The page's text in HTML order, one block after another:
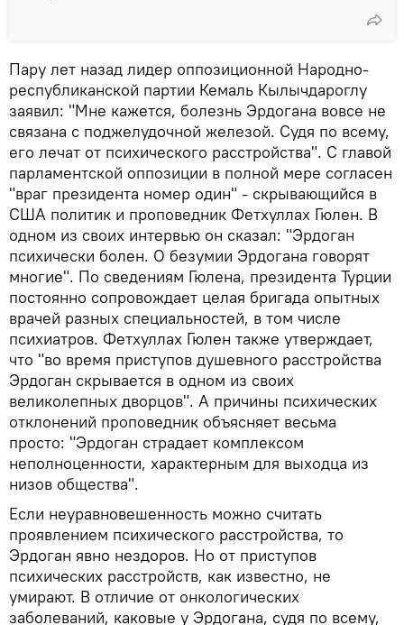
Пару лет назад лидер оппозиционной Народно-
республиканской партии Кемаль Кылычдароглу
заявил: "Мне кажется, болезнь Эрдогана вовсе не
связана с поджелудочной железой. Судя по всему,
его лечат от психического расстройства". С главой
парламентской оппозиции в полной мере согласен
"враг президента номер один" - скрывающийся в
США политик и проповедник Фетхуллах Гюлен. В
одном из своих интервью он сказал: "Эрдоган
психически болен. О безумии Эрдогана говорят
многие". По сведениям Гюлена, президента Турции
постоянно сопровождает целая бригада опытных
врачей разных специальностей, в том числе
психиатров. Фетхуллах Гюлен также утверждает,
что "во время приступов душевного расстройства
Эрдоган скрывается в одном из своих
великолепных дворцов". А причины психических
отклонений проповедник объясняет весьма
просто: "Эрдоган страдает комплексом
неполноценности, характерным для выходца из
низов общества".
Если неуравновешенность можно считать
проявлением психического расстройства, то
Эрдоган явно нездоров. Но от приступов
психических расстройств, как известно, не
умирают. В отличие от онкологических
заболеваний, каковые у Эрдогана, судя по всему,